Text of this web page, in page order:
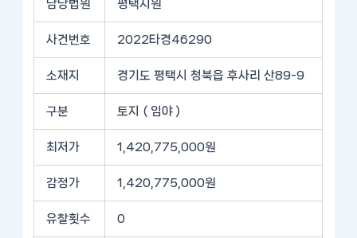
담당법원 평택지원
사건번호 2022타경46290
소재지 경기도 평택시 청북읍 후사리 산89-9
구분 토지 ( 임야 )
최저가 1,420,775,000원
감정가 1,420,775,000원
유찰횟수 0